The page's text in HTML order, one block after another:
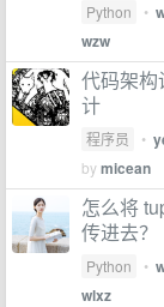
Python •
wzw
代码架构
计
程序员 •
bymicean
怎么将
传进去？
Python •
wlxz